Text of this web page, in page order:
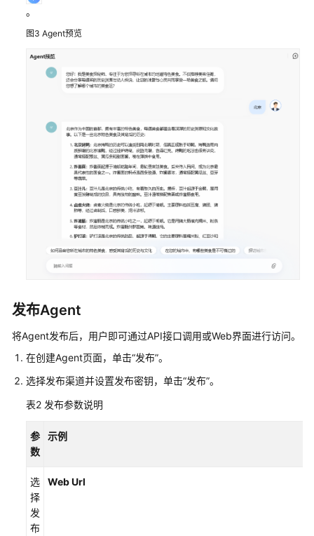
AppStage
AppStage
用
引
擎）
用
户
南
（开
发
中
心）
AppStage
。
图3 Agent预览
发布Agent
将Agent发布后，用户即可通过API接口调用或Web界面进行访问。
在创建Agent页面，单击“发布”。
选择发布渠道并设置发布密钥，单击“发布”。
表2 发布参数说明
参
数
示例
选
择
发
布
Web Url